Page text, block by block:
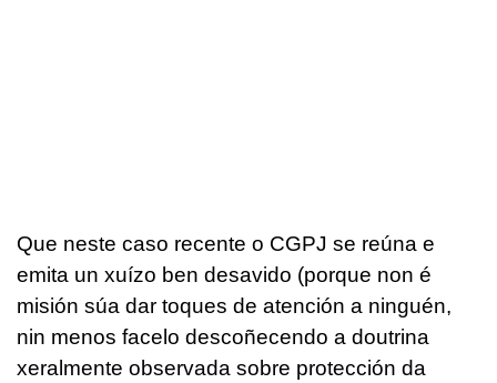
Que neste caso recente o CGPJ se reúna e
emita un xuízo ben desavido (porque non é
misión súa dar toques de atención a ninguén,
nin menos facelo descoñecendo a doutrina
xeralmente observada sobre protección da